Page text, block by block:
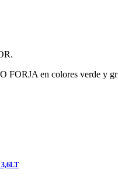
FORJA en colores verde y